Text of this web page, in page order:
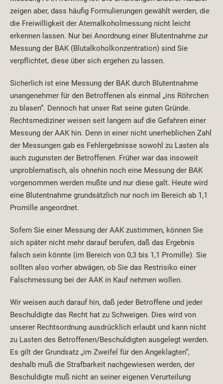
zeigen aber, dass häufig Formulierungen gewählt werden, die
die Freiwilligkeit der Atemalkoholmessung nicht leicht
erkennen lassen. Nur bei Anordnung einer Blutentnahme zur
Messung der BAK (Blutalkoholkonzentration) sind Sie
verpflichtet, diese über sich ergehen zu lassen.
Sicherlich ist eine Messung der BAK durch Blutentnahme
unangenehmer für den Betroffenen als einmal „ins Röhrchen
zu blasen“. Dennoch hat unser Rat seine guten Gründe.
Rechtsmediziner weisen seit langem auf die Gefahren einer
Messung der AAK hin. Denn in einer nicht unerheblichen Zahl
der Messungen gab es Fehlergebnisse sowohl zu Lasten als
auch zugunsten der Betroffenen. Früher war das insoweit
unproblematisch, als ohnehin noch eine Messung der BAK
vorgenommen werden mußte und nur diese galt. Heute wird
eine Blutentnahme grundsätzlich nur noch im Bereich ab 1,1
Promille angeordnet.
Sofern Sie einer Messung der AAK zustimmen, können Sie
sich später nicht mehr darauf berufen, daß das Ergebnis
falsch sein könnte (im Bereich von 0,3 bis 1,1 Promille). Sie
sollten also vorher abwägen, ob Sie das Restrisiko einer
Falschmessung bei der AAK in Kauf nehmen wollen.
Wir weisen auch darauf hin, daß jeder Betroffene und jeder
Beschuldigte das Recht hat zu Schweigen. Dies wird von
unserer Rechtsordnung ausdrücklich erlaubt und kann nicht
zu Lasten des Betroffenen/Beschuldigten ausgelegt werden.
Es gilt der Grundsatz „im Zweifel für den Angeklagten“,
deshalb muß die Strafbarkeit nachgewiesen werden, der
Beschuldigte muß nicht an seiner eigenen Verurteilung